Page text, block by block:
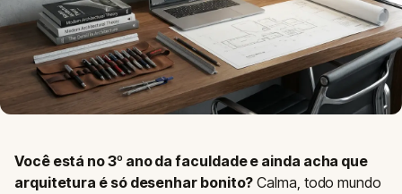
Você está no 3º ano da faculdade e ainda acha que
arquitetura é só desenhar bonito? Calma, todo mundo